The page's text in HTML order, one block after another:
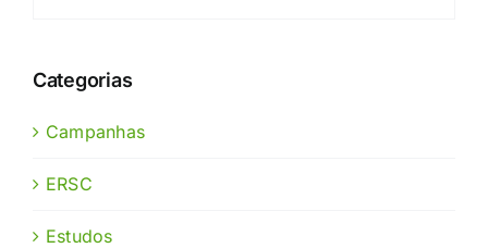
Categorias
Campanhas
ERSC
Estudos